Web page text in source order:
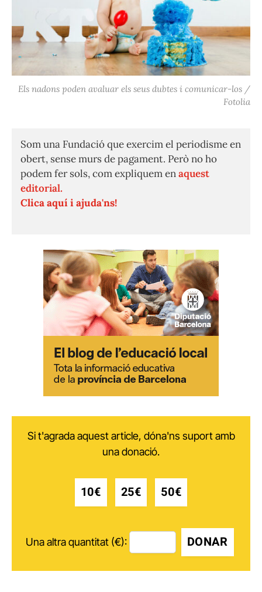
Els nadons poden avaluar els seus dubtes i comunicar-los /
Fotolia
Som una Fundació que exercim el periodisme en
obert, sense murs de pagament. Però no ho
podem fer sols, com expliquem enaquest
editorial.
Clica aquí i ajuda'ns!
Si t'agrada aquest article, dóna'ns suport amb
una donació.
10€ 25€ 50€
Una altra quantitat (€): DONAR